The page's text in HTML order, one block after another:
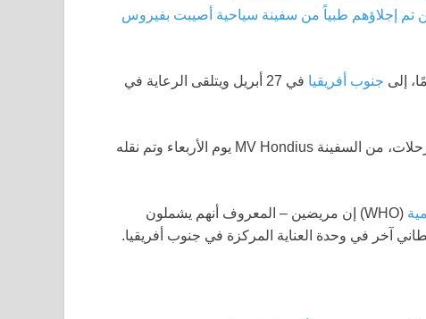
تم إجلاؤهم طبياً من سفينة سياحية أصيبت بفيروس
جنوب أفريقيا
في 27 أبريل ويتلقى الرعاية في
تم إجلاء بريطاني آخر، مارتن أنستي، 56 عامًا، وهو مرشد رحلات، من السفينة MV Hondius يوم الأربعاء وتم نقله
(WHO) إن مريضين – المعروف أنهم يشملون
آخر في وحدة العناية المركزة في جنوب أفريقيا.